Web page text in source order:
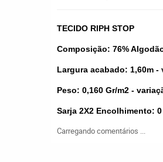
TECIDO RIPH STOP
Composição: 76%
Largura acabado: 1,60m -
Peso: 0,160 Gr/m2 -
Sarja 2X2 Encolhimento:
Carregando comentários ...